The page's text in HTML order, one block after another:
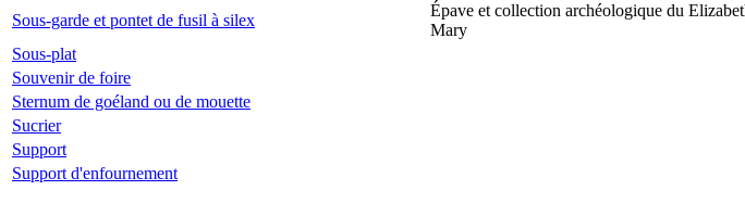
Sous-garde et pontet de fusil à silex
Épave et collection archéologique du
Mary
Sous-plat
Souvenir de foire
Sternum de goéland ou de mouette
Sucrier
Support
Support d'enfournement